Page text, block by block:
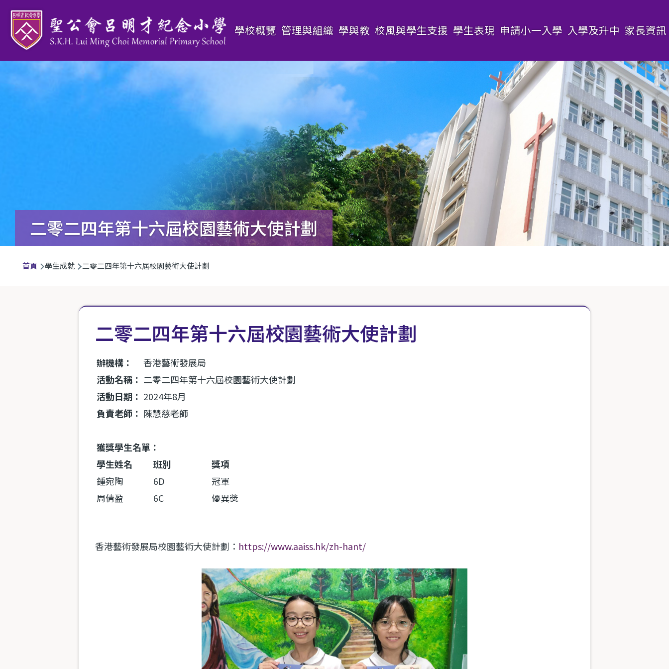
移至主內容 Main
navigation
學校概覽 管理與組織 學與教 校風與學生支援 學生表現 申請小一入學 入學及升中 家長資訊
二零二四年第十六屆校園藝術大使計劃
航
首頁 學生成就 二零二四年第十六屆校園藝術大使計劃
二零二四年第十六屆校園藝術大使計劃
辦機構：
香港藝術發展局
活動名稱： 二零二四年第十六屆校園藝術大使計劃
活動日期： 2024年8月
負責老師： 陳慧慈老師
獲獎學生名單：
學生姓名
班別
獎項
鍾宛陶
6D
冠軍
周倩盈
6C 優異獎
香港藝術發展局校園藝術大使計劃： https://www.aaiss.hk/zh-hant/